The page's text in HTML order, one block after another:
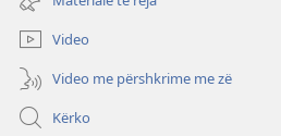
të
re)
Video
Video me përshkrime me zë
Kërko